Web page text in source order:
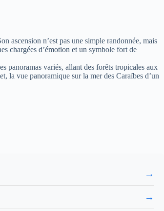
ascension n’est pas une simple randonnée, mais
chargées d’émotion et un symbole fort de
panoramas variés, allant des forêts tropicales aux
la vue panoramique sur la mer des Caraïbes d’un
→
→